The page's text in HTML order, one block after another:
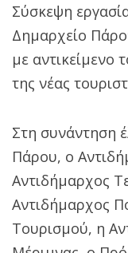
Σύσκεψη
Δημαρχείο
με αντικείμενο
της νέας
Στη συνάντηση
Πάρου, ο
Αντιδήμαρχος
Αντιδήμαρχος
Τουρισμού, η